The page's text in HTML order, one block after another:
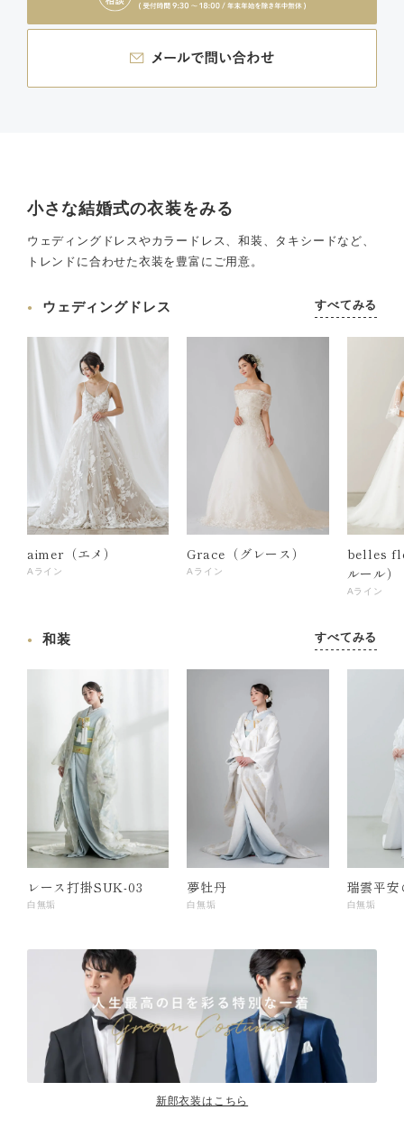
小さな結婚式の衣装をみる
ウェディングドレスやカラードレス、和装、タキシードなど、
トレンドに合わせた衣装を豊富にご用意。
ウェディングドレス すべてみる
aimer（エメ）
Aライン
Grace（グレース）
Aライン
belles
ルール）
Aライン
和装 すべてみる
レース打掛SUK-03
白無垢
夢牡丹
白無垢
瑞雲平安
白無垢
新郎衣装はこちら